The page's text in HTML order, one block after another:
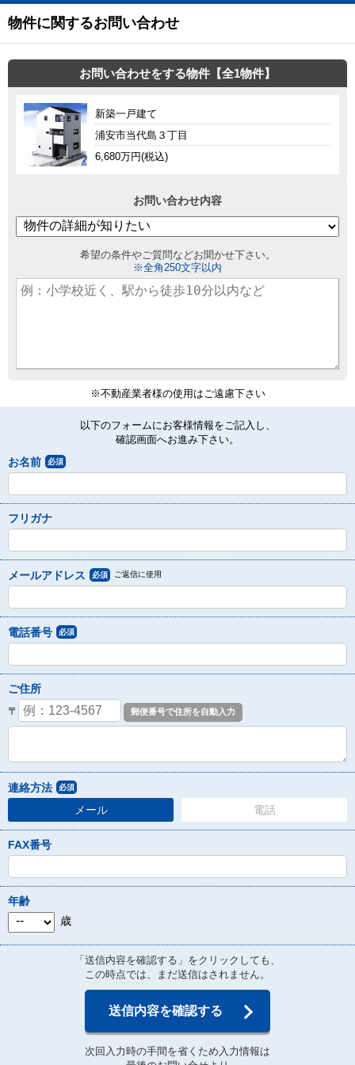
物件に関するお問い合わせ
お問い合わせをする物件【全1物件】
新築一戸建て
浦安市当代島３丁目
6,680万円(税込)
お問い合わせ内容
希望の条件やご質問などお聞かせ下さい。
※全角250文字以内
※不動産業者様の使用はご遠慮下さい
以下のフォームにお客様情報をご記入し、
確認画面へお進み下さい。
お名前 必須
フリガナ
メールアドレス 必須 ご返信に使用
電話番号 必須
ご住所
〒
連絡方法 必須
メール 電話
FAX番号
年齢
歳
「送信内容を確認する」をクリックしても、
この時点では、まだ送信はされません。
送信内容を確認する
次回入力時の手間を省くため入力情報は